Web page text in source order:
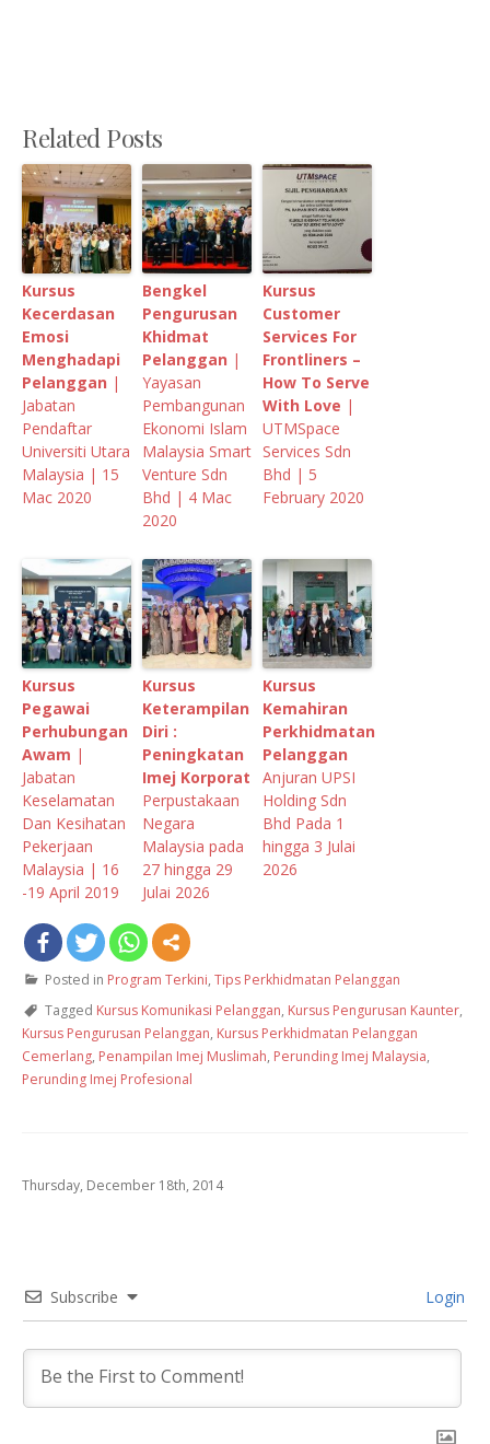
Related Posts
Kursus
Kecerdasan
Emosi
Menghadapi
Pelanggan |
Jabatan
Pendaftar
Universiti Utara
Malaysia | 15
Mac 2020
Bengkel
Pengurusan
Khidmat
Pelanggan |
Yayasan
Pembangunan
Ekonomi Islam
Malaysia Smart
Venture Sdn
Bhd | 4 Mac
2020
Kursus
Customer
Services For
Frontliners –
How To Serve
With Love |
UTMSpace
Services Sdn
Bhd | 5
February 2020
Kursus
Pegawai
Perhubungan
Awam |
Jabatan
Keselamatan
Dan Kesihatan
Pekerjaan
Malaysia | 16
-19 April 2019
Kursus
Keterampilan
Diri :
Peningkatan
Imej Korporat
Perpustakaan
Negara
Malaysia pada
27 hingga 29
Julai 2026
Kursus
Kemahiran
Perkhidmatan
Pelanggan
Anjuran UPSI
Holding Sdn
Bhd Pada 1
hingga 3 Julai
2026
Posted in Program Terkini, Tips Perkhidmatan Pelanggan
Tagged Kursus Komunikasi Pelanggan, Kursus Pengurusan Kaunter,
Kursus Pengurusan Pelanggan, Kursus Perkhidmatan Pelanggan
Cemerlang, Penampilan Imej Muslimah, Perunding Imej Malaysia,
Perunding Imej Profesional
Thursday, December 18th, 2014
Subscribe Login